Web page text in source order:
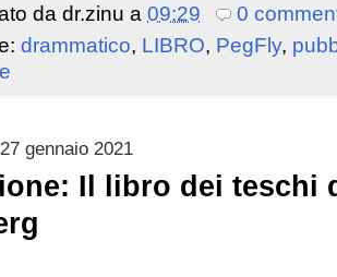
da dr.zinu a 09:29
0
drammatico, LIBRO, PegFly,
gennaio 2021
Il libro dei teschi